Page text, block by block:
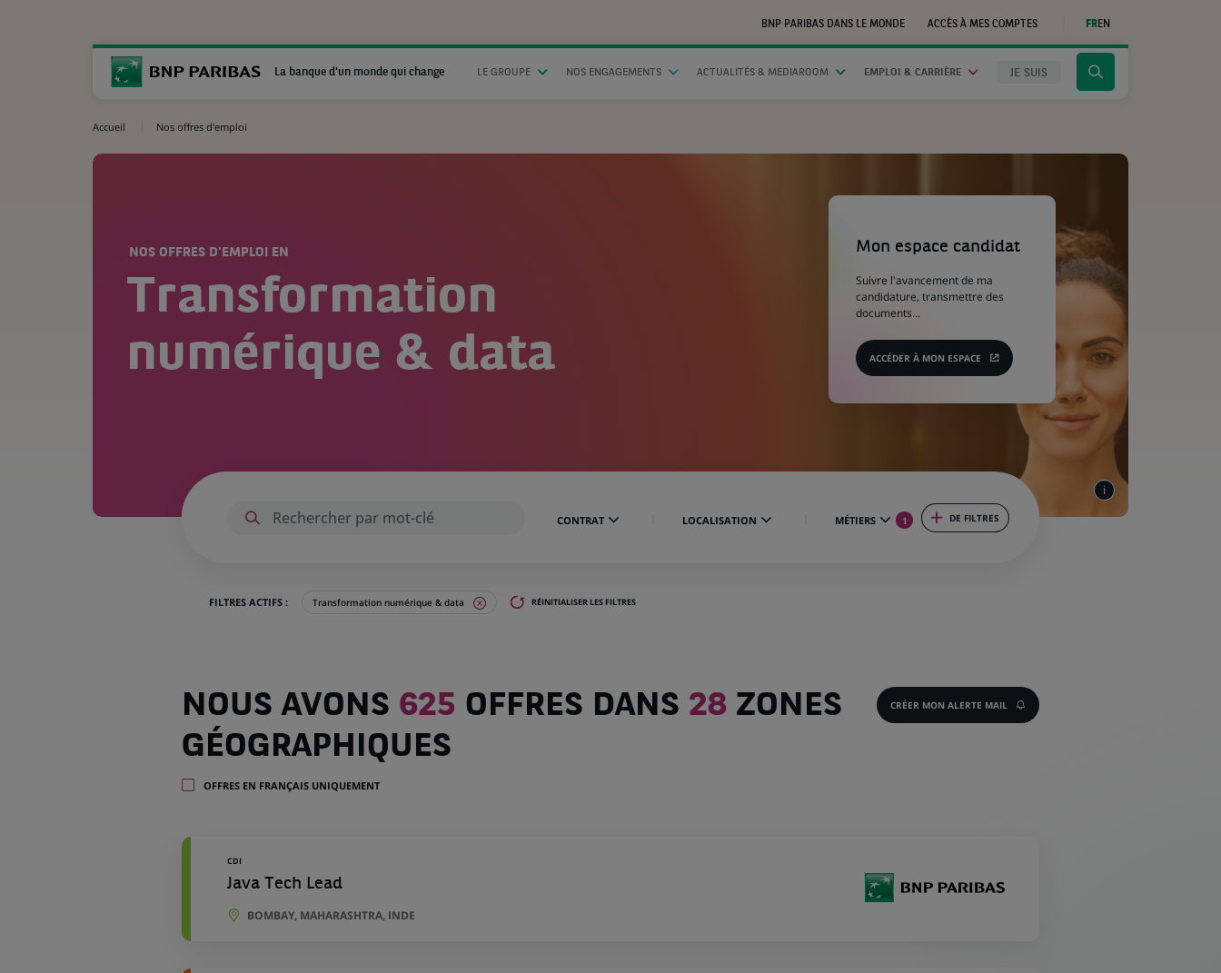
BNP PARIBAS DANS LE MONDE
ACCÈS À MES COMPTES
LIEN
DANS
UN
FREN
La banque d'un monde qui change LE GROUPE NOS ENGAGEMENTS ACTUALITÉS & MEDIAROOM EMPLOI & CARRIÈRE JE SUIS
Cliquer
moteur
Accueil Nos offres d'emploi
NOS OFFRES D'EMPLOI EN
Transformation
numérique & data
Mon espace candidat
Suivre l'avancement de ma
candidature, transmettre des
documents...
ACCÉDER À MON ESPACE
(Ce
s'ouvre
dans
nouvel
onglet)
CONTRAT LOCALISATION MÉTIERS 1 DE FILTRES
FILTRES ACTIFS : Transformation numérique & data RÉINITIALISER LES FILTRES
Nous
avons
625
offres
28
NOUS AVONS 625 OFFRES DANS 28ZONES
GÉOGRAPHIQUES
CRÉER MON ALERTE MAIL
OFFRES EN FRANÇAIS UNIQUEMENT
CDI
Java Tech Lead
BOMBAY, MAHARASHTRA, INDE